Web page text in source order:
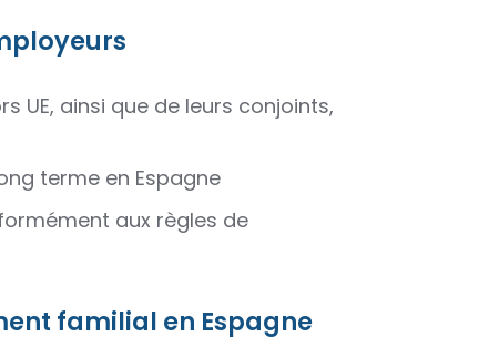
UE, ainsi que de leurs conjoints,
terme en Espagne
aux règles de
familial en Espagne